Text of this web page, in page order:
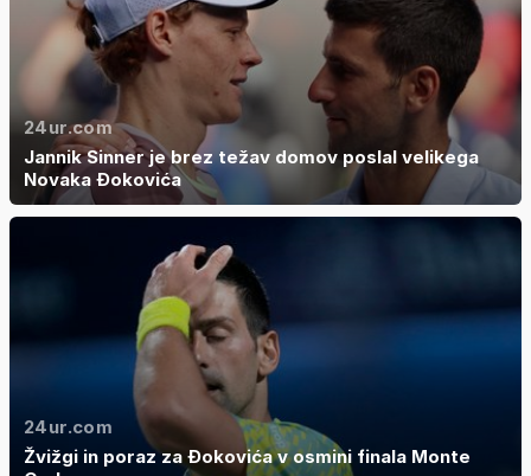
24ur.com
Jannik Sinner je brez težav domov poslal velikega
Novaka Đokovića
24ur.com
Žvižgi in poraz za Đokovića v osmini finala Monte